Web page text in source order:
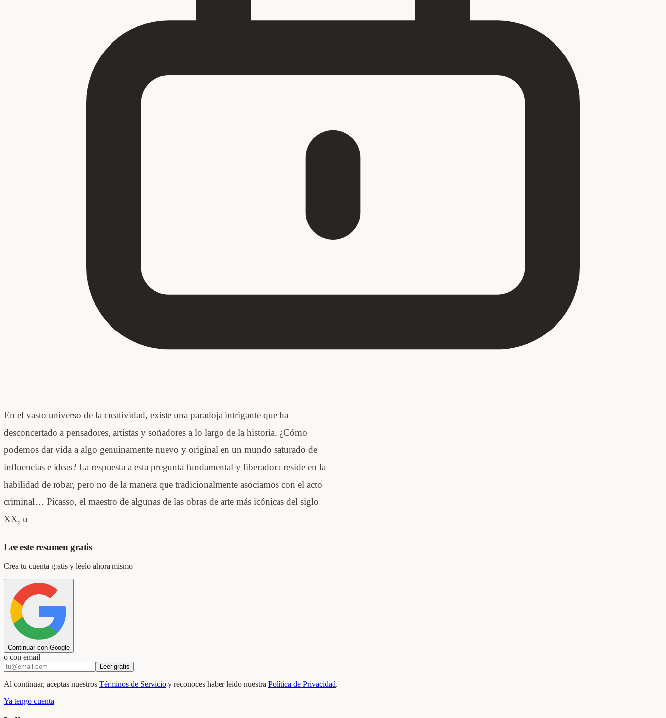
En el vasto universo de la creatividad, existe una paradoja intrigante que ha
desconcertado a pensadores, artistas y soñadores a lo largo de la historia. ¿Cómo
podemos dar vida a algo genuinamente nuevo y original en un mundo saturado de
influencias e ideas? La respuesta a esta pregunta fundamental y liberadora reside en la
habilidad de robar, pero no de la manera que tradicionalmente asociamos con el acto
criminal… Picasso, el maestro de algunas de las obras de arte más icónicas del siglo
XX, u
Lee este resumen gratis
Crea tu cuenta gratis y léelo ahora mismo
Continuar con Google
o con email
Leer gratis
Al continuar, aceptas nuestros Términos de Servicio y reconoces haber leído nuestra Política de Privacidad.
Ya tengo cuenta